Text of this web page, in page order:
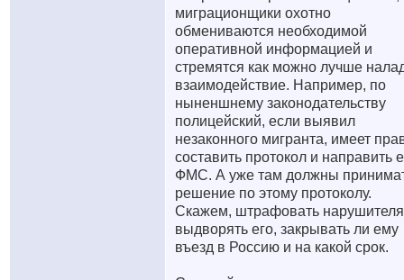
миграционщики охотно
обмениваются необходимой
оперативной информацией и
стремятся как можно лучше
взаимодействие. Например, по
ныненшнему законодательству
полицейский, если выявил
незаконного мигранта, имеет
составить протокол и направить
ФМС. А уже там должны
решение по этому протоколу.
Скажем, штрафовать
выдворять его, закрывать ли ему
въезд в Россию и на какой срок.